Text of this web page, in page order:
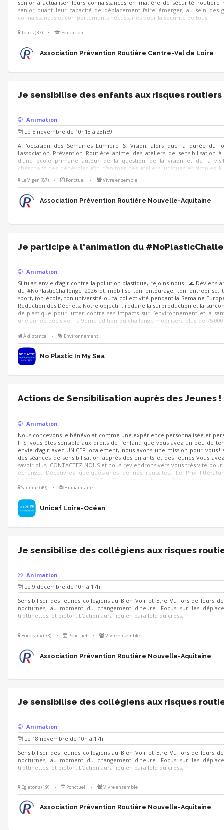
senior à actualiser leurs connaissances en matière de sécurité routière
senior quant leur capacité de déplacement faire émerger, au sein des
connaissances et comportements nécessaires pour la sécurité de tous
Tours (37) • Éducation
Association Prévention Routière Centre-Val de Loire
Je sensibilise des enfants aux risques routiers
Animation
Le 5 novembre de 10h18 à 23h59
A l'occasion des Semaines Lumière & Vision, alors que la durée du
l'association Prévention Routière anime des ateliers de sensibilisation
d'une école primaire autour de la question de la vision et de la
cherchons des bénévoles afin d'animer des ateliers ludiques et simples
main : - quiz - jeux de cherche et trouve - jeux de cartes - ... Nous serons
accueillir à cette occasion !
Le Vigen (87) • Ponctuel • Vivre ensemble
Association Prévention Routière Nouvelle-Aquitaine
Je participe à l'animation du
Animation
Si tu as envie d’agir contre la pollution plastique, rejoins-nous ! 🌊 Deviens
du #NoPlasticChallenge 2026 et mobilise ton entourage, ton entreprise,
sport, ton école, ton université ou ta collectivité pendant la Semaine
Réduction des Déchets. Notre objectif : réduire la surproduction et la
de plastique pour lutter contre ses impacts sur l’environnement et la
une année décisive : la 9ème édition du challenge mobilisera plus de 75
de sensibilisation.
À distance • Environnement
No Plastic In My Sea
Actions de Sensibilisation auprès des Jeunes !
Animation
Nous concevons le bénévolat comme une expérience personnalisée et
! Si vous êtes sensible aux droits de l’enfant, que vous avez un peu de
envie d’agir avec UNICEF localement, nous avons une mission pour vous !
des séances de sensibilisation auprès des enfants et des jeunes Vous
savoir plus, CONTACTEZ-NOUS et nous reviendrons vers vous très vite
échange. Découvrez quelques-unes de nos réussites : Le Prix
Saumur (49) • Humanitaire
Unicef Loire-Océan
Je sensibilise des collégiens aux risques
Animation
Le 9 décembre de 10h à 17h
Sensibiliser des jeunes collégiens au Bien Voir et Etre Vu lors de leurs
nocturnes, au moment du changement d'heure. Focus sur les
trottinettes, et piéton. L'action aura lieu en parallèle du cross.
Bordeaux (33) • Ponctuel • Vivre ensemble
Association Prévention Routière Nouvelle-Aquitaine
Je sensibilise des collégiens aux risques
Animation
Le 18 novembre de 10h à 17h
Sensibiliser des jeunes collégiens au Bien Voir et Etre Vu lors de leurs
nocturnes, au moment du changement d'heure. Focus sur les
trottinettes, et piéton. L'action aura lieu en parallèle du cross.
Égletons (19) • Ponctuel • Vivre ensemble
Association Prévention Routière Nouvelle-Aquitaine